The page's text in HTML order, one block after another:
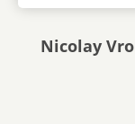
Nicolay